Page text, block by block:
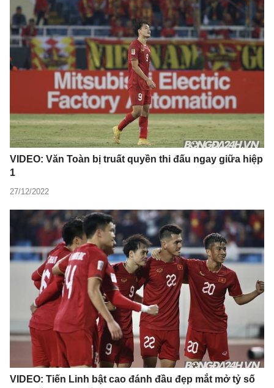
VIDEO: Văn Toàn bị truất quyền thi đấu ngay giữa hiệp
1
27/12/2022
VIDEO: Tiến Linh bật cao đánh đầu đẹp mắt mở tỷ số